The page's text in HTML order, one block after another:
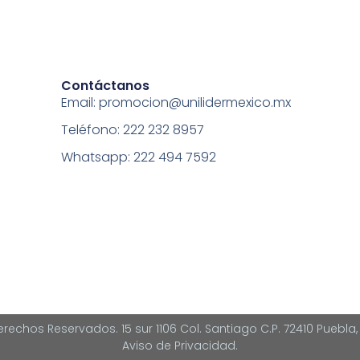
Contáctanos
Email: promocion@unilidermexico.mx
Teléfono: 222 232 8957
Whatsapp: 222 494 7592
Reservados. 15 sur 1106 Col. Santiago C.P. 72410 Puebla,
Aviso de Privacidad.